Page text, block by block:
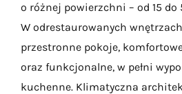
o różnej powierzchni – od 15 do
W odrestaurowanych
przestronne pokoje,
oraz funkcjonalne, w pełni
kuchenne. Klimatyczna